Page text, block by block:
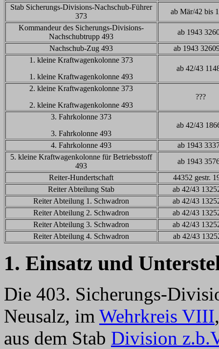
Stab Sicherungs-Divisions-Nachschub-Führer
373
ab Mär/42 bis
Kommandeur des Sicherungs-Divisions-
Nachschubtrupp 493
ab 1943
Nachschub-Zug 493
ab 1943
1. kleine Kraftwagenkolonne 373
1. kleine Kraftwagenkolonne 493
ab 42/43
2. kleine Kraftwagenkolonne 373
2. kleine Kraftwagenkolonne 493
???
3. Fahrkolonne 373
3. Fahrkolonne 493
ab 42/43
4. Fahrkolonne 493
ab 1943
5. kleine Kraftwagenkolonne für Betriebsstoff
493
ab 1943
Reiter-Hundertschaft
44352 gestr.
Reiter Abteilung Stab
ab 42/43
Reiter Abteilung 1. Schwadron
ab 42/43
Reiter Abteilung 2. Schwadron
ab 42/43
Reiter Abteilung 3. Schwadron
ab 42/43
Reiter Abteilung 4. Schwadron
ab 42/43
1. Einsatz und
Die 403. Sicherungs-
Neusalz, im Wehrkreis VIII
aus dem Stab Division